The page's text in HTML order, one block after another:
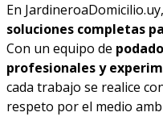
En
soluciones completas
Con un equipo de
profesionales y
cada trabajo se realice
respeto por el medio